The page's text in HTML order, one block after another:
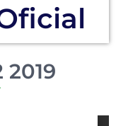
2019